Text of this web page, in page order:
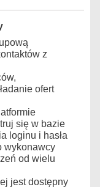
z
ofert
się w bazie
loginu i hasła
wykonawcy
od wielu
jest dostępny